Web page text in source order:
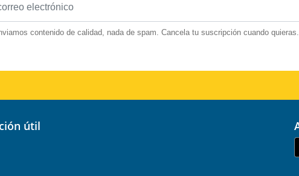
contenido de calidad, nada de spam. Cancela tu suscripción cuando quieras.
útil